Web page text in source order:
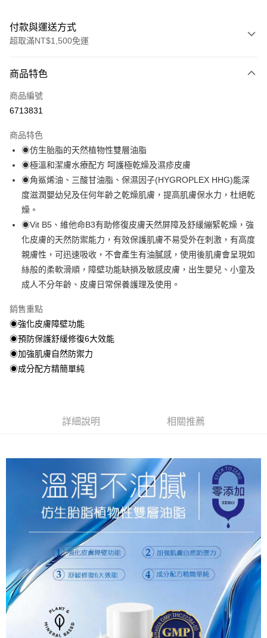
付款與運送方式
超取滿NT$1,500免運
信用卡一次付款
信用卡分期付款
合作金庫商業銀行
華南商業銀行
彰化商業銀行
上海商業儲蓄銀行
台北富邦商業銀行
國泰世華商業銀行
兆豐國際商業銀行
臺灣中小企業銀行
台中商業銀行
匯豐（台灣）商業銀行
聯邦商業銀行
元大商業銀行
永豐商業銀行
玉山商業銀行
星展（台灣）商業銀行
台新國際商業銀行
中國信託商業銀行
台灣樂天信用卡公司
超商取貨付款
LINE Pay
Apple Pay
街口支付
Google Pay
相關說明
【大哥付你分期使用說明】
1.本服務由台灣大哥大提供，台灣大哥大用戶可立即使用無須另外申請。
2.付款方式選擇「大哥付你分期」，訂單成立後會自動跳轉到大哥付的交易
流程，驗證手機門號後，選擇欲分期的期數、繳款截止日，確認付款後即完
成交易。
【繳款方式說明】
2.透過簡訊連結打開帳單後，可選擇「超商條碼／台灣大直營門市／銀行轉
帳／街口支付／iPASS MONEY」等通路繳費。
【注意事項】
1.本服務係由「台灣大哥大股份有限公司」（以下簡稱本公司）所提供，讓
用戶於交易時，得透過本服務購買商品或服務，並由商店將買賣／分期付款
買賣價金債權讓與本公司後，依約使用本公司帳單繳交帳款。
2.基於同意付款使用「大哥付你分期」之契約關係目的，商店將以您的個人
資料（包含姓名、電話或地址）提供予台灣大哥大進項蒐集、處理及利用，
由本公司與您本人進行分期帳單所需資料之確認、核對及更正。
3.完整用戶服務條款，請詳閱以下連結：
AFTEE先享後付
相關說明
【關於「AFTEE先享後付」】
AFTEE先享後付是「在收到商品之後才付款」的支付方式。 讓您購物簡單
３．安心：先確認商品／服務後，再付款。
結帳頁面，進行簡訊認證並確認金額後，即可完成結帳。
２．訂單成立數日內，您將收到繳費通知簡訊。
３．收到繳費通知簡訊後14天內，點擊此簡訊中的連結，可透過四大超商／
ATM／網路銀行／等多元方式進行付款，方視為交易完成。
※ 請注意：結帳手續完成當下不需立刻繳費，但若您需要取消訂單，請聯絡
購買商品的店家。未經商家同意取消之訂單仍視為有效，需透過AFTEE先享
※ 交易是否成功請以「AFTEE先享後付 」之結帳頁面顯示為準，若有關於
是否繳費成功／繳費後需取消欲退款等相關疑問，請聯繫「AFTEE先享後付
客戶支援中心」https://netprotections.freshdesk.com/support/home
【注意事項】
１．透過由恩沛科技股份有限公司提供之「AFTEE先享後付」服務完成之交
易，需依本服務之必要範圍內提供個人資料，並將交易相關給付款項請求債
權轉讓予恩沛科技股份有限公司。
２．關於個人資料處理事宜，請瀏覽以下網址：
https://aftee.tw/terms/#terms3
ATM付款
全家取貨付款
每筆NT$120，滿NT$1,500(含以上)免運費
付款後全家取貨
每筆NT$120，滿NT$1,500(含以上)免運費
每筆NT$120，滿NT$1,500(含以上)免運費
7-11取貨付款
每筆NT$120，滿NT$1,500(含以上)免運費
付款後7-11取貨
每筆NT$120，滿NT$1,500(含以上)免運費
商品特色
商品編號
6713831
商品特色
◉仿生胎脂的天然植物性雙層油脂
◉極溫和潔膚水療配方 呵護極乾燥及濕疹皮膚
◉角鯊烯油、三酸甘油脂、保濕因子(HYGROPLEX HHG)能深
度滋潤嬰幼兒及任何年齡之乾燥肌膚，提高肌膚保水力，杜絕乾
燥。
◉Vit B5、維他命B3有助修復皮膚天然屏障及舒緩繃緊乾燥，強
化皮膚的天然防禦能力，有效保護肌膚不易受外在刺激，有高度
親膚性，可迅速吸收，不會產生有油膩感，使用後肌膚會呈現如
絲般的柔軟滑順，障壁功能缺損及敏感皮膚，出生嬰兒、小童及
成人不分年齡、皮膚日常保養護理及使用。
銷售重點
◉強化皮膚障壁功能
◉預防保護舒緩修復6大效能
◉加強肌膚自然防禦力
◉成分配方精簡單純
詳細說明 相關推薦